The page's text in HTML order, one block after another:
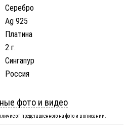
Серебро
Ag 925
Платина
2 г.
Сингапур
Россия
фото и видео
от представленного на фото и в описании.